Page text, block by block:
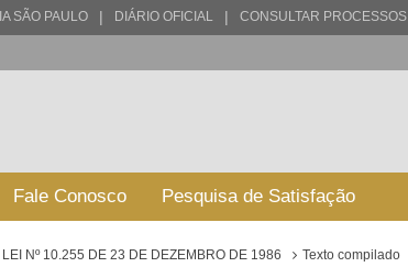
SÃO PAULO | DIÁRIO OFICIAL | CONSULTAR PROCESSOS
Fale Conosco Pesquisa de Satisfação
LEI Nº 10.255 DE 23 DE DEZEMBRO DE 1986 Texto compilado